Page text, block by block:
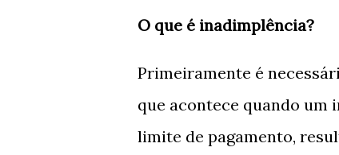
O que é inadimplência?
Primeiramente é
que acontece quando um
limite de pagamento,